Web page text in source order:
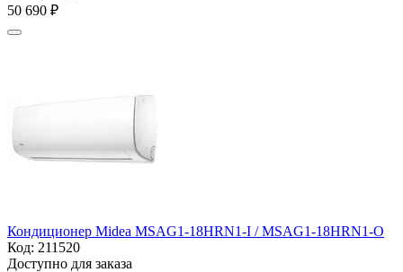
50 690 ₽
Кондиционер Midea MSAG1-18HRN1-I / MSAG1-18HRN1-O
Код: 211520
Доступно для заказа